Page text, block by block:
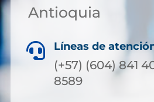
Antioquia
 Líneas de
(+57) (604) 841
8589